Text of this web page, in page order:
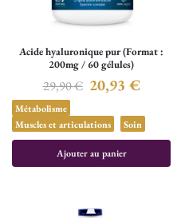
Acide hyaluronique pur (Format :
200mg / 60 gélules)
29,90€ 20,93 €
Métabolisme
Muscles et articulations
Soin
Ajouter au panier